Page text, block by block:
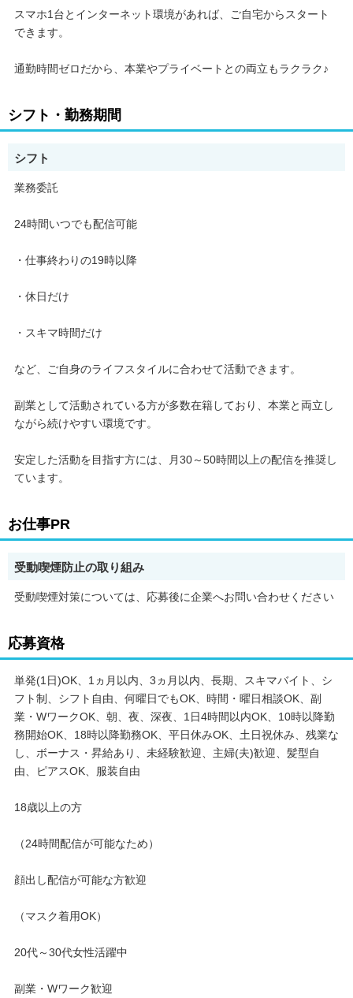
3. 完全無料＆ノルマなし
* 審査なしで誰でもスタート可能！
◎充実のサポート体制
トします。
マニュアル・講座も完備
* ファンの増やし方
* イベント活用法
* 20,000人が所属する、日本最大級のライブ配信事務所
* 未経験から月収100万円以上を稼ぐライバーも多数！
17LIVE・TikTokLIVE・IRIAM・Pococha・ふわっち・ColorSing
など多数！
◎こんな方におすすめ
* 空き時間を有効活用したい主婦
* 副業として在宅で安定収入を得たい会社員
◎さまざまな職業の方が活躍中！
ライター、歌手、ピアノ講師、地下アイドル、お笑い芸人、タレ
理研究家、テーマパークスタッフ など
スマホ1台とインターネット環境があれば、ご自宅からスタート
できます。
通勤時間ゼロだから、本業やプライベートとの両立もラクラク♪
シフト・勤務期間
シフト
業務委託
24時間いつでも配信可能
・仕事終わりの19時以降
・休日だけ
・スキマ時間だけ
など、ご自身のライフスタイルに合わせて活動できます。
副業として活動されている方が多数在籍しており、本業と両立し
ながら続けやすい環境です。
安定した活動を目指す方には、月30～50時間以上の配信を推奨し
ています。
お仕事PR
受動喫煙防止の取り組み
受動喫煙対策については、応募後に企業へお問い合わせください
応募資格
単発(1日)OK、1ヵ月以内、3ヵ月以内、長期、スキマバイト、シ
フト制、シフト自由、何曜日でもOK、時間・曜日相談OK、副
業・WワークOK、朝、夜、深夜、1日4時間以内OK、10時以降勤
務開始OK、18時以降勤務OK、平日休みOK、土日祝休み、残業な
し、ボーナス・昇給あり、未経験歓迎、主婦(夫)歓迎、髪型自
由、ピアスOK、服装自由
18歳以上の方
（24時間配信が可能なため）
顔出し配信が可能な方歓迎
（マスク着用OK）
20代～30代女性活躍中
副業・Wワーク歓迎